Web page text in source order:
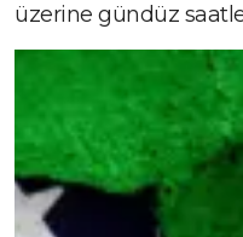
üzerine gündüz